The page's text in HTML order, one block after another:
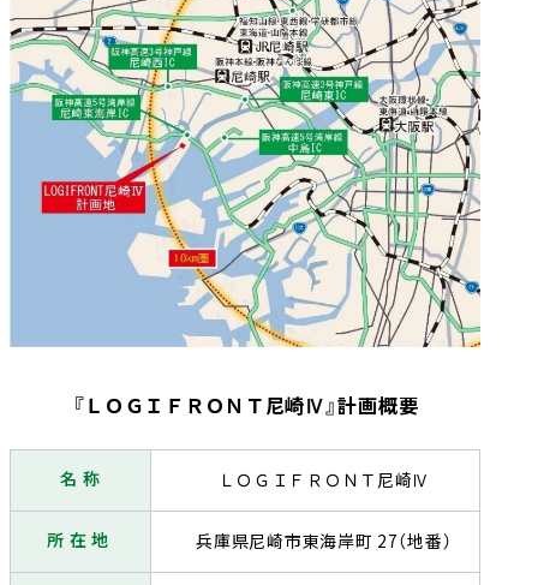
『ＬＯＧＩＦＲＯＮＴ尼崎Ⅳ』計画概要
名 称 ＬＯＧＩＦＲＯＮＴ尼崎Ⅳ
所 在 地 兵庫県尼崎市東海岸町 27（地番）